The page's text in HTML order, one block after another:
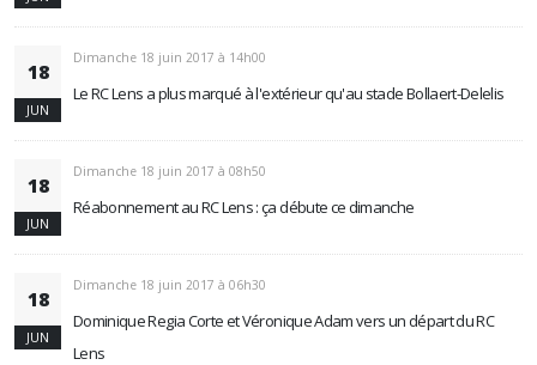
18
JUN
Dimanche 18 juin 2017 à 14h00
Le RC Lens a plus marqué à l'extérieur qu'au stade Bollaert-Delelis
18
JUN
Dimanche 18 juin 2017 à 08h50
Réabonnement au RC Lens : ça débute ce dimanche
18
JUN
Dimanche 18 juin 2017 à 06h30
Dominique Regia Corte et Véronique Adam vers un départ du RC
Lens